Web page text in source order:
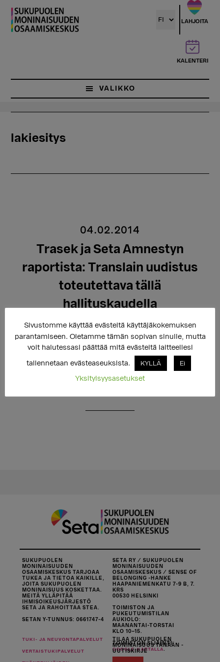
Hyppää
pääsisältöön
LAHJOITA
KALENTERI
VALIKKO
lakiesitys
04.02.2014
Trasek ja Seta Amnestyn
raportista: Translain uudistus
toteutettava tällä
hallituskaudella
Trasek ja Seta ovat huolissaan translakiuudistuksen
aikataulusta, koska uudistusta valmistelevan
ministeriötyöryhmän työtä on lykätty. Järjestöjen
vaativat, että laki uudistetaan tällä hallituskaudella.
SUKUPUOLEN
MONINAISUUDEN
OSAAMISKESKUS TARJOAA
TUKEA JA TIETOA KAIKILLE,
JOITA SUKUPUOLEN
MONINAISUUS KOSKETTAA.
MEITÄ YLLÄPITÄÄ
IHMISOIKEUSJÄRJESTÖ
SETA JA RAHOITTAA STEA.
SETAN Y-TUNNUS: 0661747-4
SETA RY / SUKUPUOLEN
MONINAISUUDEN
OSAAMISKESKUS / SENSE OF
BELONGING -HANKE
HAAPANIEMENKATU 7-9 B, 7.
KRS
00530 HELSINKI
TOIMISTON JA
PUKEUTUMISTILAN
AUKIOLO:
MAANANTAI-TORSTAI
KLO 10–15.
TOIMISTON SIJAINTI
GOOGLE-KARTALLA
TUKI- JA NEUVONTAPALVELUT
VERTAISTUKIPALVELUT
TILAA SUKUPUOLEN
MONINAISUUS TÄNÄÄN -
UUTISKIRJE
Sivustomme käyttää evästeitä käyttäjäkokemuksen
parantamiseen. Oletamme tämän sopivan sinulle, mutta
voit halutessasi päättää mitä evästeitä laitteellesi
tallennetaan evästeaseuksista. KYLLÄ Ei
Yksityisyysasetukset